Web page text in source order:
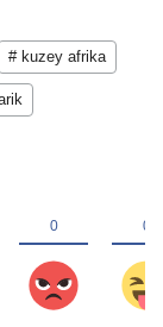
# kuzey afrika